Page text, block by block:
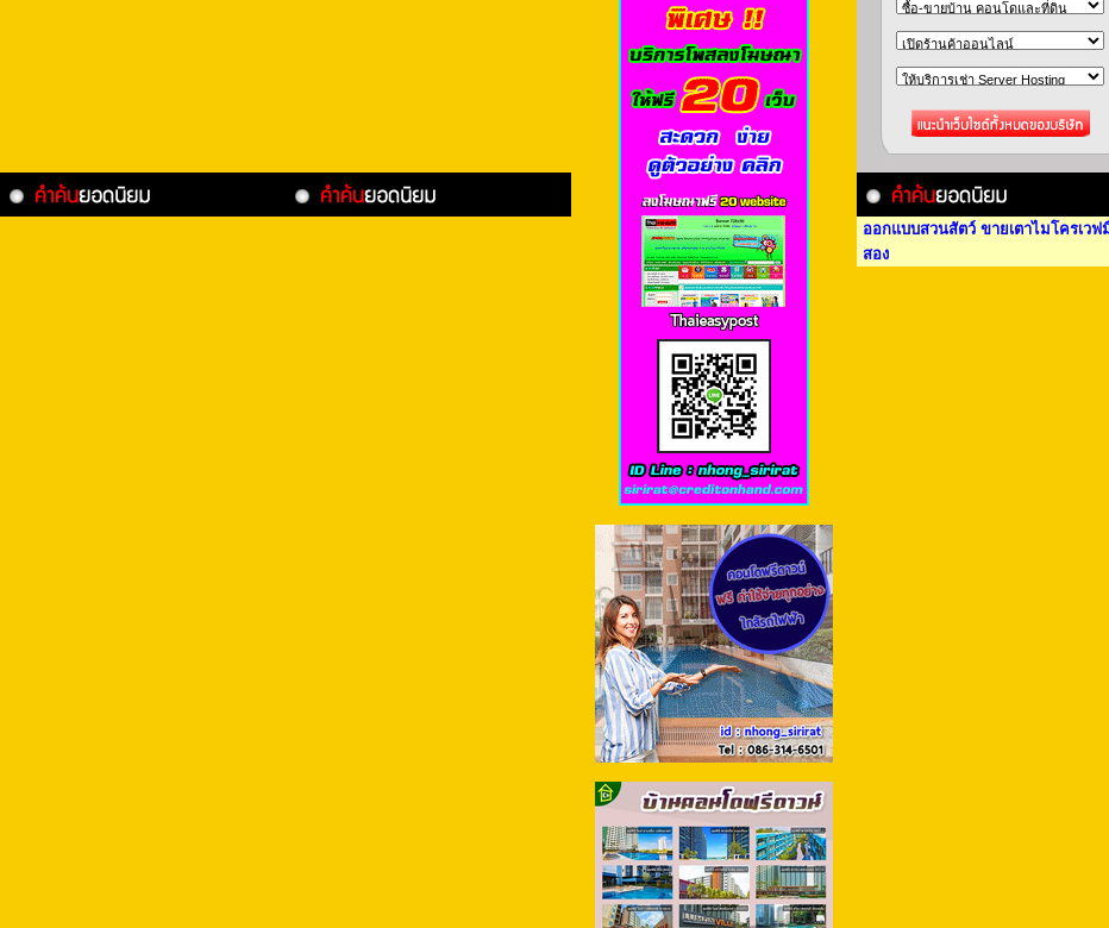
ออกแบบสวนสัตว์ ขายเตาไมโครเวฟ
สอง